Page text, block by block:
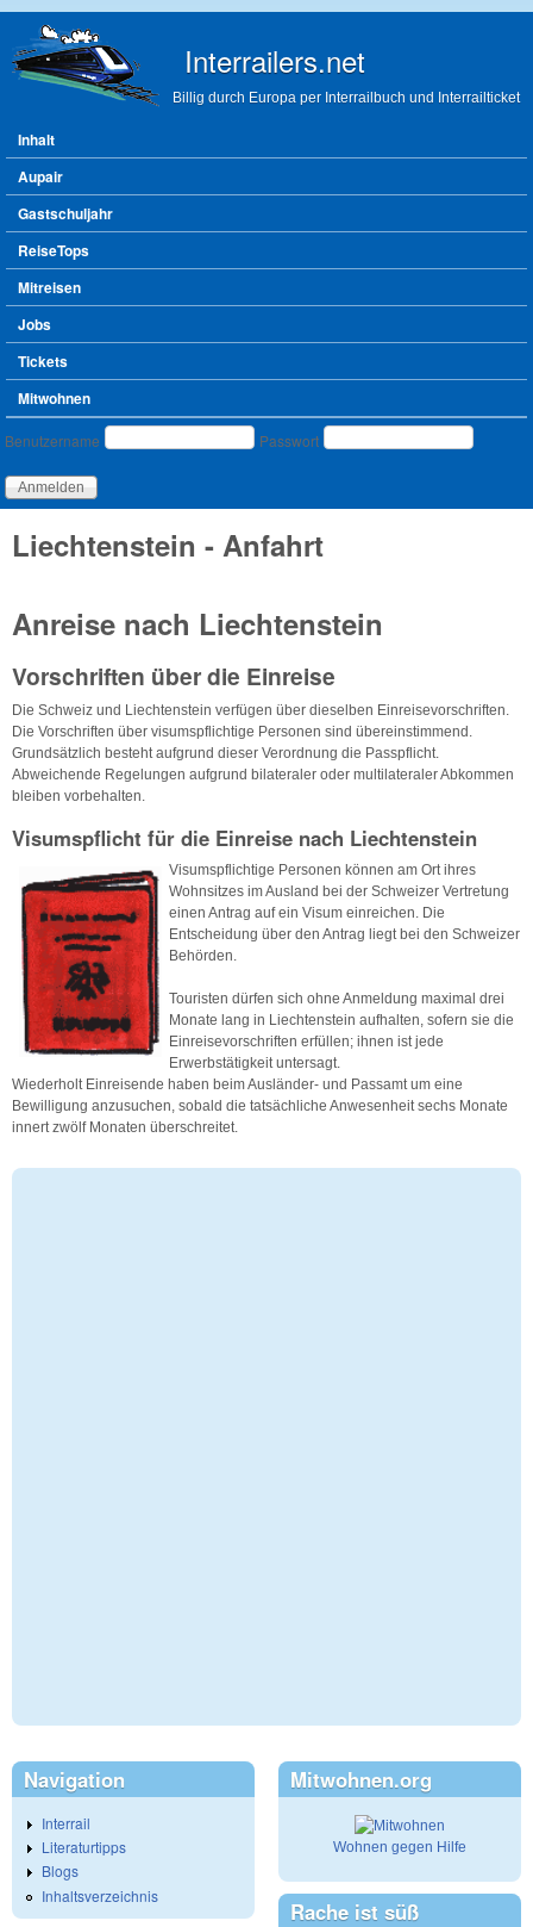
Interrailers.net
Billig durch Europa per Interrailbuch und Interrailticket
Hauptmenü
Inhalt
Aupair
Gastschuljahr
ReiseTops
Mitreisen
Jobs
Tickets
Mitwohnen
Benutzeranmeldung
Benutzername Passwort
Liechtenstein - Anfahrt
Anreise nach Liechtenstein
Vorschriften über die Einreise
Die Schweiz und Liechtenstein verfügen über dieselben Einreisevorschriften.
Die Vorschriften über visumspflichtige Personen sind übereinstimmend.
Grundsätzlich besteht aufgrund dieser Verordnung die Passpflicht.
Abweichende Regelungen aufgrund bilateraler oder multilateraler Abkommen
bleiben vorbehalten.
Visumspflicht für die Einreise nach Liechtenstein
Visumspflichtige Personen können am Ort ihres
Wohnsitzes im Ausland bei der Schweizer Vertretung
einen Antrag auf ein Visum einreichen. Die
Entscheidung über den Antrag liegt bei den Schweizer
Behörden.
Touristen dürfen sich ohne Anmeldung maximal drei
Monate lang in Liechtenstein aufhalten, sofern sie die
Einreisevorschriften erfüllen; ihnen ist jede
Erwerbstätigkeit untersagt.
Wiederholt Einreisende haben beim Ausländer- und Passamt um eine
Bewilligung anzusuchen, sobald die tatsächliche Anwesenheit sechs Monate
innert zwölf Monaten überschreitet.
Navigation
Interrail
Literaturtipps
Blogs
Inhaltsverzeichnis
Mitwohnen.org
Wohnen gegen Hilfe
Rache ist süß